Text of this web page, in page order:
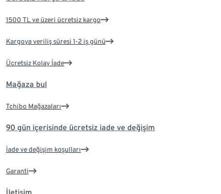
1500 TL ve üzeri ücretsiz kargo
Kargoya veriliş süresi 1-2 iş günü
Ücretsiz Kolay İade
Mağaza bul
Tchibo Mağazaları
90 gün içerisinde ücretsiz iade ve değişim
İade ve değişim koşulları
Garanti